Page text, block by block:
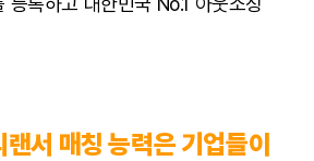
서 매칭 능력은 기업들이